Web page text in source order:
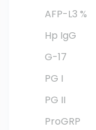
AFP-L3 %
Hp IgG
G-17
PG I
PG II
ProGRP